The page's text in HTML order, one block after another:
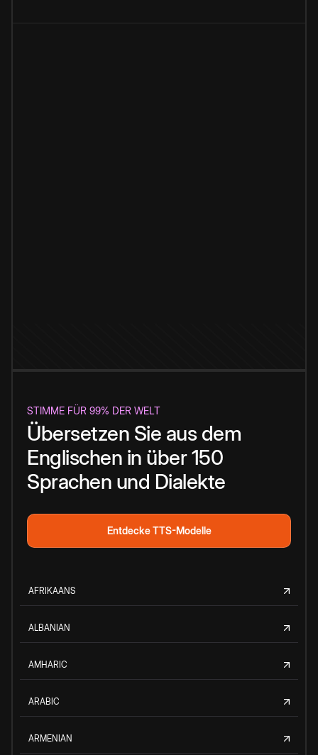
STIMME FÜR 99% DER WELT
Übersetzen Sie aus dem
Englischen in über 150
Sprachen und Dialekte
Entdecke TTS-Modelle
AFRIKAANS
ALBANIAN
AMHARIC
ARABIC
ARMENIAN